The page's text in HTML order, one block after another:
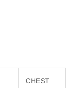
CHEST